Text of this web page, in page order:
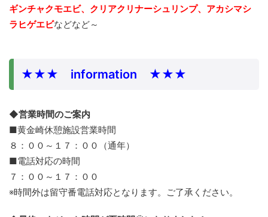
ギンチャクモエビ、クリアクリナーシュリンプ、アカシマシ
ラヒゲエビなどなど～
★★★ information ★★★
◆営業時間のご案内
■黄金崎休憩施設営業時間
８：００～１７：００（通年）
■電話対応の時間
７：００～１７：００
※時間外は留守番電話対応となります。ご了承ください。